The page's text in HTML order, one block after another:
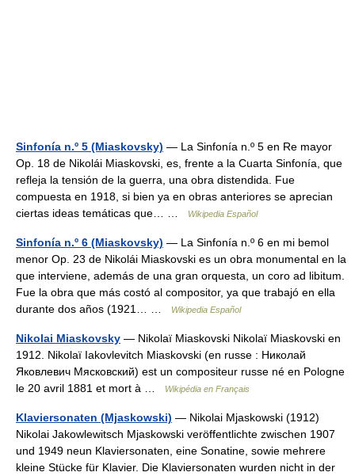
Sinfonía n.º 5 (Miaskovsky) — La Sinfonía n.º 5 en Re mayor
Op. 18 de Nikolái Miaskovski, es, frente a la Cuarta Sinfonía, que
refleja la tensión de la guerra, una obra distendida. Fue
compuesta en 1918, si bien ya en obras anteriores se aprecian
ciertas ideas temáticas que… …
Wikipedia Español
Sinfonía n.º 6 (Miaskovsky) — La Sinfonía n.º 6 en mi bemol
menor Op. 23 de Nikolái Miaskovski es un obra monumental en la
que interviene, además de una gran orquesta, un coro ad libitum.
Fue la obra que más costó al compositor, ya que trabajó en ella
durante dos años (1921… …
Wikipedia Español
Nikolai Miaskovsky — Nikolaï Miaskovski Nikolaï Miaskovski en
1912. Nikolaï Iakovlevitch Miaskovski (en russe : Николай
Яковлевич Мясковский) est un compositeur russe né en Pologne
le 20 avril 1881 et mort à …
Wikipédia en Français
Klaviersonaten (Mjaskowski) — Nikolai Mjaskowski (1912)
Nikolai Jakowlewitsch Mjaskowski veröffentlichte zwischen 1907
und 1949 neun Klaviersonaten, eine Sonatine, sowie mehrere
kleine Stücke für Klavier. Die Klaviersonaten wurden nicht in der